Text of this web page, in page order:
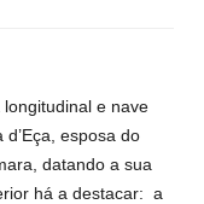
e nave
esposa do
datando a sua
há a destacar: a